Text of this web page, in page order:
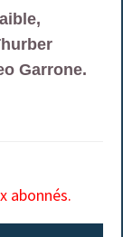
Garrone.
abonnés.